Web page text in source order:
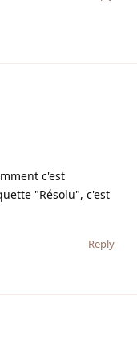
c'est
"Résolu", c'est
Reply